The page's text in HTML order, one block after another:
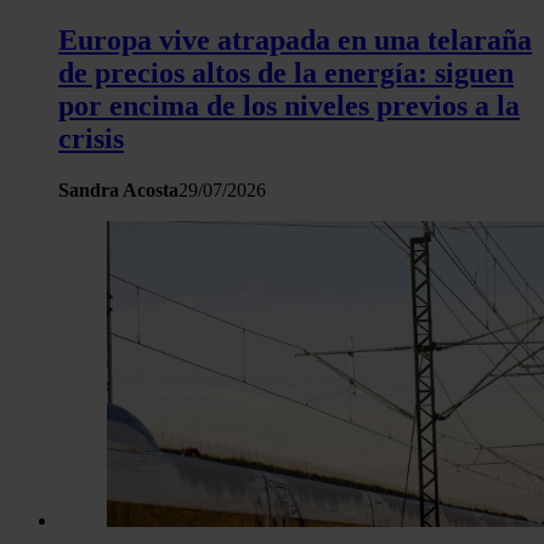
Europa vive atrapada en una telaraña
de precios altos de la energía: siguen
por encima de los niveles previos a la
crisis
Sandra Acosta29/07/2026